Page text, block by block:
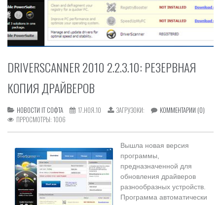
DRIVERSCANNER 2010 2.2.3.10: РЕЗЕРВНАЯ
КОПИЯ ДРАЙВЕРОВ
НОВОСТИ IT СОФТА 17.НОЯ.10 ЗАГРУЗОКИ:
КОММЕНТАРИИ (0)
ПРРОСМОТРЫ: 1006
Вышла новая версия
программы,
предназначенной для
обновления драйверов
разнообразных устройств.
Программа автоматически